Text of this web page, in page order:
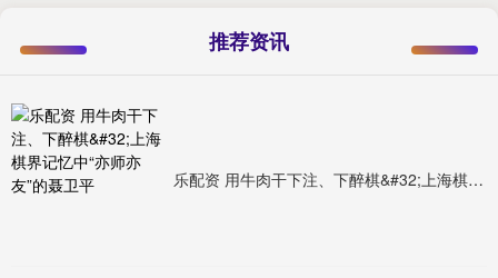
推荐资讯
乐配资 用牛肉干下注、下醉棋&#32;上海棋界记忆中“亦师亦友”的聂卫平